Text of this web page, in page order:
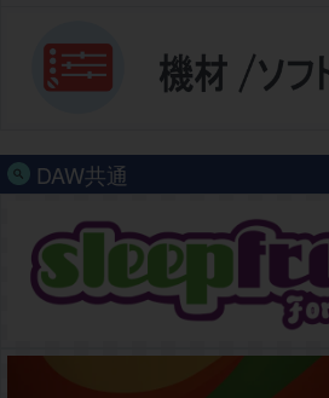
DAW共通